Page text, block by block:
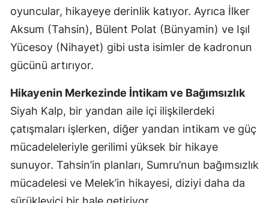
oyuncular, hikayeye derinlik katıyor. Ayrıca İlker
Aksum (Tahsin), Bülent Polat (Bünyamin) ve Işıl
Yücesoy (Nihayet) gibi usta isimler de kadronun
gücünü artırıyor.
Hikayenin Merkezinde İntikam ve Bağımsızlık
Siyah Kalp, bir yandan aile içi ilişkilerdeki
çatışmaları işlerken, diğer yandan intikam ve güç
mücadeleleriyle gerilimi yüksek bir hikaye
sunuyor. Tahsin’in planları, Sumru’nun bağımsızlık
mücadelesi ve Melek’in hikayesi, diziyi daha da